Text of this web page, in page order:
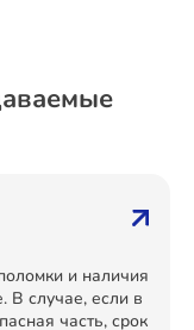
и наличия
В случае, если в
часть, срок